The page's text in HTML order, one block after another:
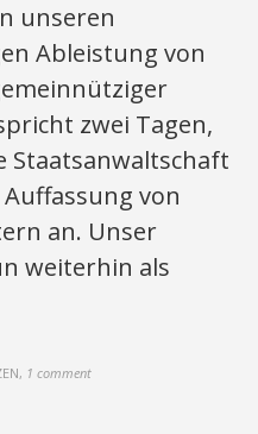
unseren
Ableistung von
zwei Tagen,
Staatsanwaltschaft
von
an. Unser
weiterhin als
, 1 comment